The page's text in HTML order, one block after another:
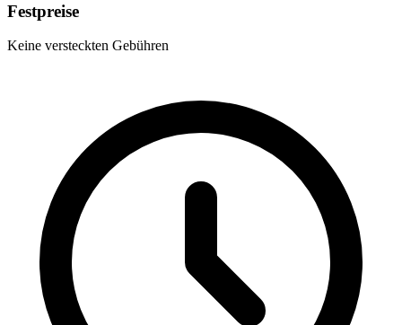
Festpreise
Keine versteckten Gebühren